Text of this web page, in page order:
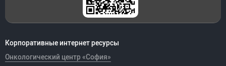
Корпоративные интернет ресурсы
Онкологический центр «София»